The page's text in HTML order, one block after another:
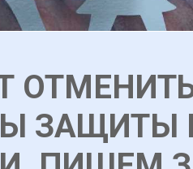
ЗАЩИТЫ